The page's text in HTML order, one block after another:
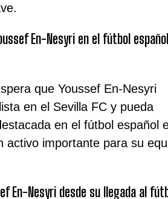
En-Nesyri en el fútbol
que Youssef En-Nesyri
en el Sevilla FC y pueda
en el fútbol español
activo importante para su
En-Nesyri desde su llegada al